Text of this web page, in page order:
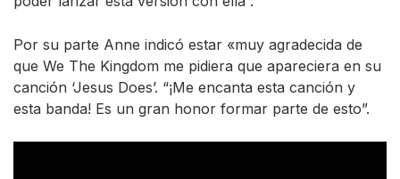
Por su parte Anne indicó estar «muy agradecida de
que We The Kingdom me pidiera que apareciera en su
canción ‘Jesus Does’. “¡Me encanta esta canción y
esta banda! Es un gran honor formar parte de esto”.